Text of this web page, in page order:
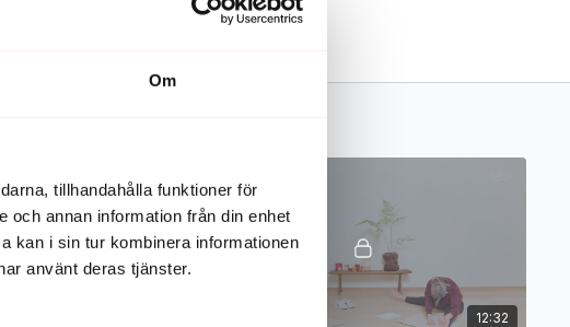
Om
tillhandahålla funktioner för
och annan information från din enhet
kan i sin tur kombinera informationen
använt deras tjänster.
12:32